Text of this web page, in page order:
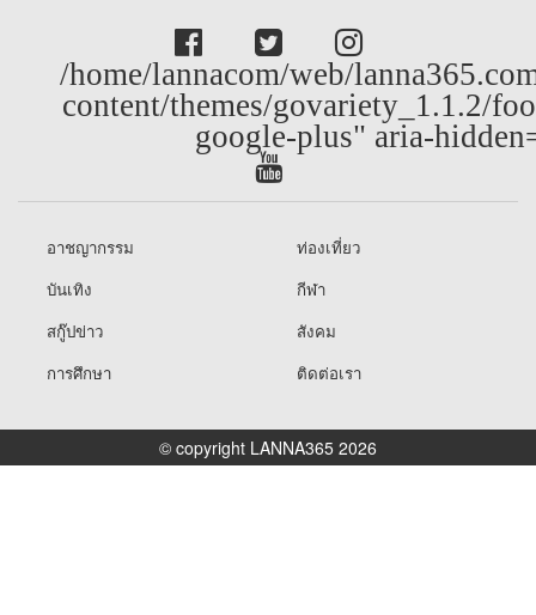
/home/lannacom/web/
content/themes/govariety_1.1.2/
google-plus" aria-
อาชญากรรม
ท่องเที่ยว
บันเทิง
กีฬา
สกู๊ปข่าว
สังคม
การศึกษา
ติดต่อเรา
© copyright LANNA365 2026